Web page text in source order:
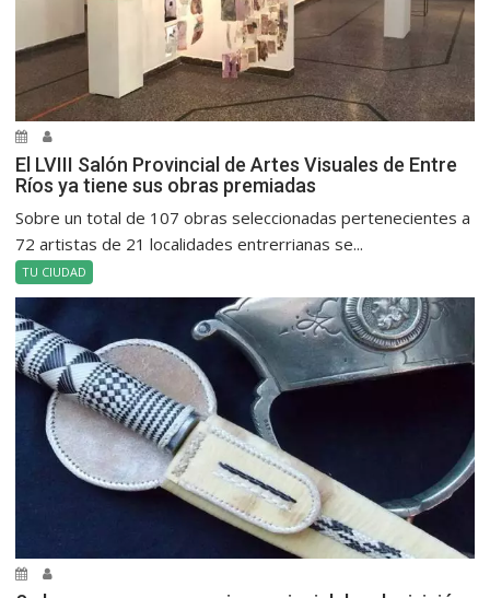
El LVIII Salón Provincial de Artes Visuales de Entre
Ríos ya tiene sus obras premiadas
Sobre un total de 107 obras seleccionadas pertenecientes a
72 artistas de 21 localidades entrerrianas se...
TU CIUDAD